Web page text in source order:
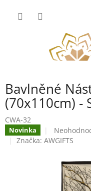
Bavlněné
(70x110cm) -
CWA-32
Novinka
Průměrné
hodnocení
0,0
Značka: AWGIFTS